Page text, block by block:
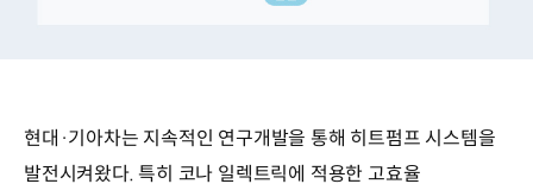
현대·기아차는 지속적인 연구개발을 통해 히트펌프 시스템을
발전시켜왔다. 특히 코나 일렉트릭에 적용한 고효율